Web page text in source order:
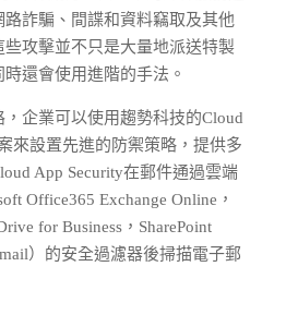
詐騙、間諜和資料竊取及其他
攻擊並不只是大量地派送特製
還會使用進階的手法。
企業可以使用趨勢科技的Cloud
來設置先進的防禦策略，提供多
App Security在郵件通過雲端
Office365 Exchange Online，
for Business，SharePoint
）的安全過濾器後掃描電子郵